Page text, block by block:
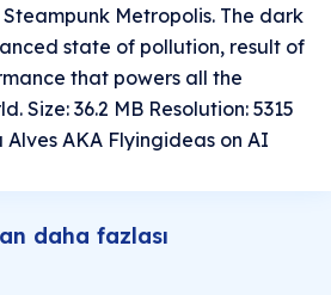
Metropolis. The dark
state of pollution, result of
that powers all the
Size: 36.2 MB Resolution: 5315
Alves AKA Flyingideas on AI
daha fazlası